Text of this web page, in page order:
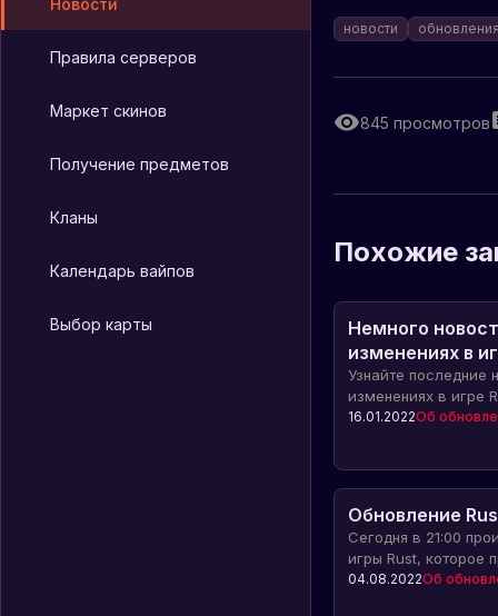
Правила серверов
Маркет скинов
Получение предметов
Кланы
Календарь вайпов
Выбор карты
новости обновления
845 просмотров
Похожие
Немного
изменениях в
Узнайте последние
изменениях в игре
возможность хила
16.01.2022Об
Обновление
Сегодня в 21:00
игры Rust, которое
возможности и
04.08.2022Об